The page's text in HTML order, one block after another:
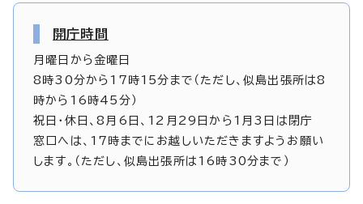
開庁時間
月曜日から金曜日
8時30分から17時15分まで（ただし、似島出張所は8
時から16時45分）
祝日・休日、8月6日、12月29日から1月3日は閉庁
窓口へは、17時までにお越しいただきますようお願い
します。（ただし、似島出張所は16時30分まで）